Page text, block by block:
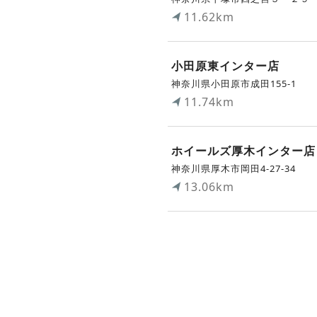
11.62km
小田原東インター店
神奈川県小田原市成田155-1
11.74km
ホイールズ厚木インター店
神奈川県厚木市岡田4-27-34
13.06km